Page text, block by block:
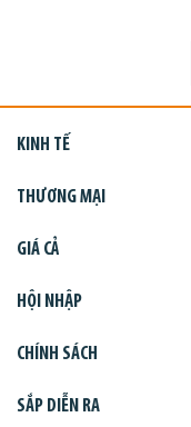
KINH TẾ
THƯƠNG MẠI
GIÁ CẢ
HỘI NHẬP
CHÍNH SÁCH
SẮP DIỄN RA